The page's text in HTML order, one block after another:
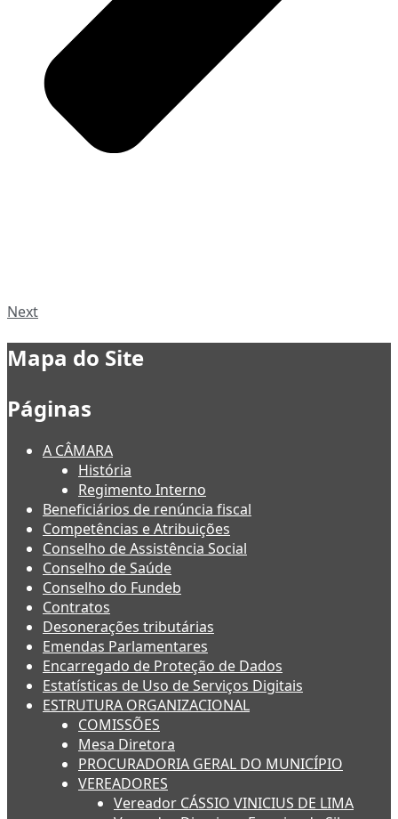
Next
Mapa do Site
Páginas
A CÂMARA
História
Regimento Interno
Beneficiários de renúncia fiscal
Competências e Atribuições
Conselho de Assistência Social
Conselho de Saúde
Conselho do Fundeb
Contratos
Desonerações tributárias
Emendas Parlamentares
Encarregado de Proteção de Dados
Estatísticas de Uso de Serviços Digitais
ESTRUTURA ORGANIZACIONAL
COMISSÕES
Mesa Diretora
PROCURADORIA GERAL DO MUNICÍPIO
VEREADORES
Vereador CÁSSIO VINICIUS DE LIMA